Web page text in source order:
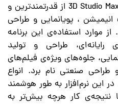
نرم‌افزار Autodesk 3ds Max یا 3D Studio Max از قدرتمندترین و
، پویانمایی و طراحی
موارد استفاده‌ی این برنامه
طراحی و تولید
جلوه‌های ویژه‌ی فیلم‌های
طراحی صنعتی نام برد. انواع
این نرم‌افزار به طور هوشمند
نتیجه‌ی کار هرچه بیش‌تر به